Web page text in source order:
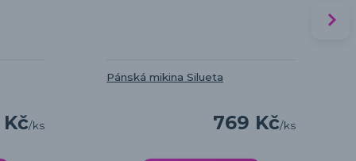
/ks
Pánská mikina Silueta
769 Kč/ks